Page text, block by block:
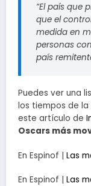
“El país que
que el
medida en
personas
país
Puedes ver una
los tiempos de
este artículo de
Oscars más
En Espinof | Las
En Espinof | Las